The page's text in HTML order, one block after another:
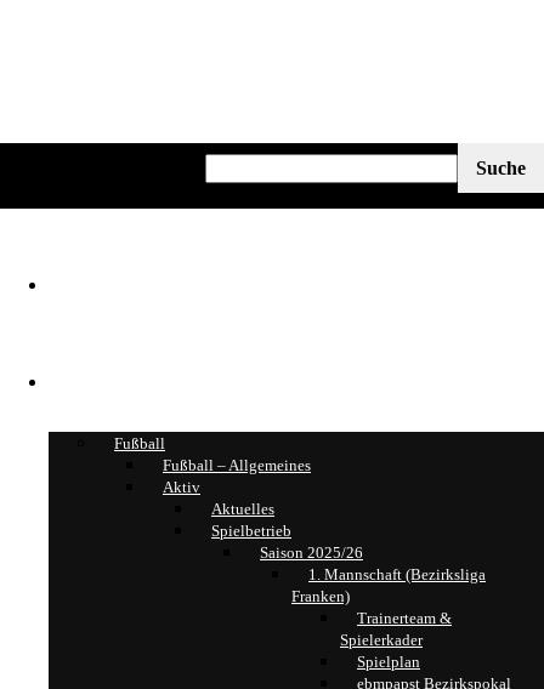
Fußball
Fußball – Allgemeines
Aktiv
Aktuelles
Spielbetrieb
Saison 2025/26
1. Mannschaft (Bezirksliga
Franken)
Trainerteam &
Spielerkader
Spielplan
ebmpapst Bezirkspokal